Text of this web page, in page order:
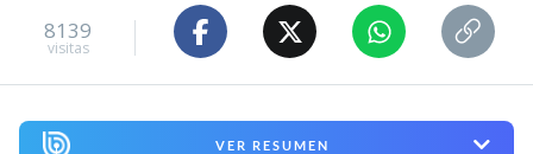
8139
visitas
VER RESUMEN